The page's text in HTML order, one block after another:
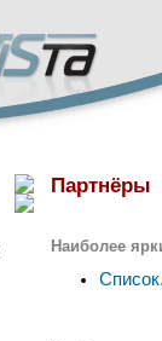
Партнёры
Наиболее